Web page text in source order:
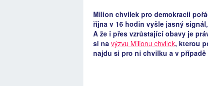
Milion chvilek pro demokracii
října v 16 hodin vyšle jasný
A že i přes vzrůstající obavy je
si na výzvu Milionu chvilek, kterou
najdu si pro ni chvilku a v